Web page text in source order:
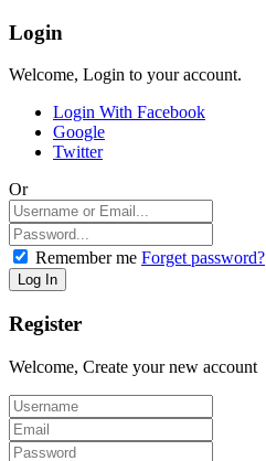
Login
Welcome, Login to your account.
Login With Facebook
Google
Twitter
Or
Remember me Forget password?
Register
Welcome, Create your new account